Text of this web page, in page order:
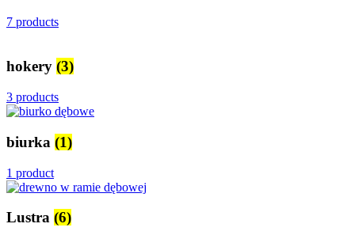
7 products
hokery (3)
3 products
biurka (1)
1 product
Lustra (6)